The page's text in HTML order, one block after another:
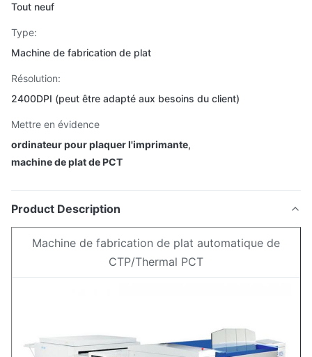
Tout neuf
Type:
Machine de fabrication de plat
Résolution:
2400DPI (peut être adapté aux besoins du client)
Mettre en évidence
ordinateur pour plaquer l'imprimante,
machine de plat de PCT
Product Description
Machine de fabrication de plat automatique de
CTP/Thermal PCT